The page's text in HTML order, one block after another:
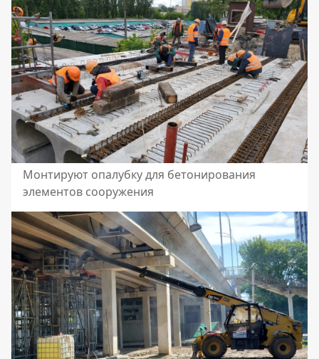
Монтируют опалубку для бетонирования
элементов сооружения